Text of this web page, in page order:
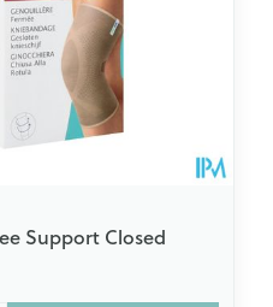
Support Closed